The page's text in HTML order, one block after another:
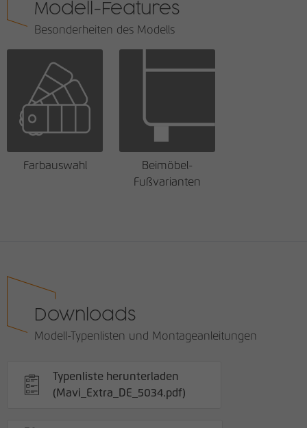
Modell-Features
Besonderheiten des Modells
Farbauswahl
Beimöbel-
Fußvarianten
Downloads
Modell-Typenlisten und Montageanleitungen
Typenliste herunterladen
(Mavi_Extra_DE_5034.pdf)